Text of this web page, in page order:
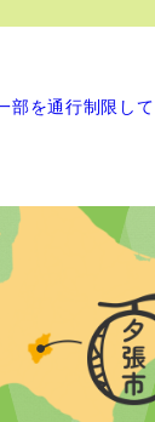
部を通行制限して